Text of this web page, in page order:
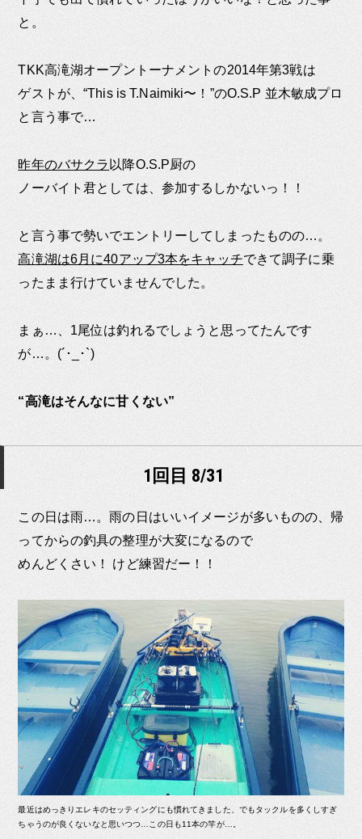
と。
TKK高滝湖オープントーナメントの2014年第3戦は
ゲストが、“This is T.Naimiki〜！”のO.S.P 並木敏成プロ
と言う事で…
昨年のバサクラ 以降O.S.P厨の
ノーバイト君としては、参加するしかないっ！！
と言う事で勢いでエントリーしてしまったものの…。
高滝湖は6月に40アップ3本をキャッチできて調子に乗
ったまま行けていませんでした。
まぁ…、1尾位は釣れるでしょうと思ってたんです
が…。(´･_･`)
“高滝はそんなに甘くない”
1回目 8/31
この日は雨…。雨の日はいいイメージが多いものの、帰
ってからの釣具の整理が大変になるので
めんどくさい！ けど練習だー！！
最近はめっきりエレキのセッティングにも慣れてきました、でもタックルを多くしすぎ
ちゃうのが良くないなと思いつつ…この日も11本の竿が…。